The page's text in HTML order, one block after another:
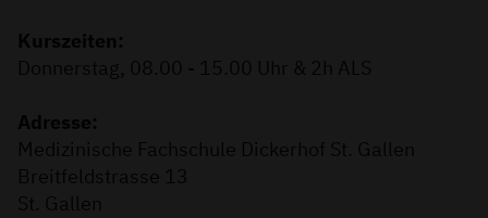
Kurszeiten:
Donnerstag, 08.00 - 15.00 Uhr & 2h ALS
Adresse:
Medizinische Fachschule Dickerhof St. Gallen
Breitfeldstrasse 13
St. Gallen